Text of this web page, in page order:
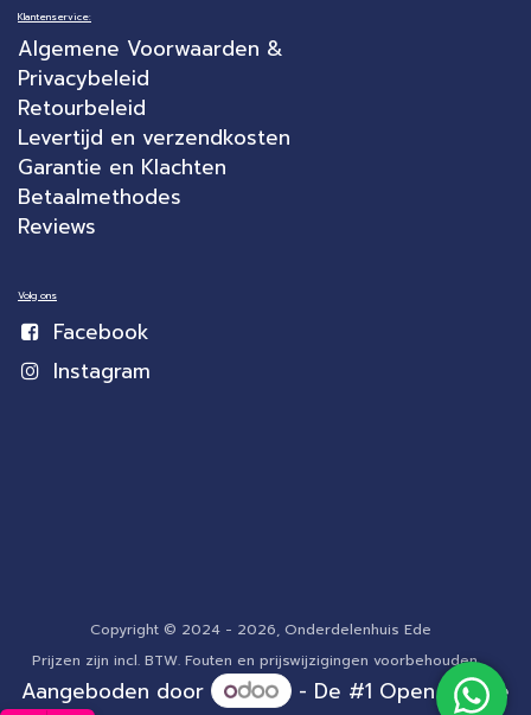
Klantenservice:
Algemene Voorwaarden &
Privacybeleid
Retourbeleid
Levertijd en verzendkosten
Garantie en Klachten
Betaalmethodes
Reviews
Volg ons
Facebook
Instagram
Copyright © 2024 - 2026, Onderdelenhuis Ede
Prijzen zijn incl. BTW. Fouten en prijswijzigingen voorbehouden.
Aangeboden door - De #1 Open source